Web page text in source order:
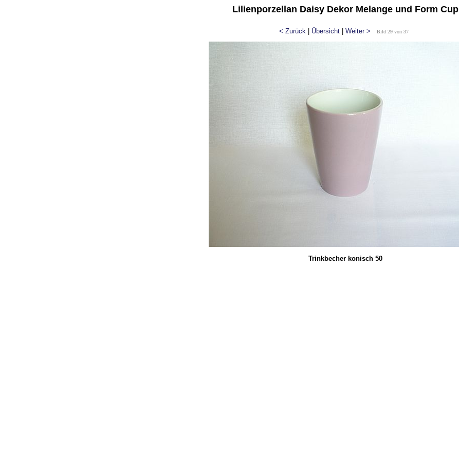
Lilienporzellan Daisy Dekor Melange und Form Cup
< Zurück Übersicht Weiter > Bild 29 von 37
Trinkbecher konisch 50